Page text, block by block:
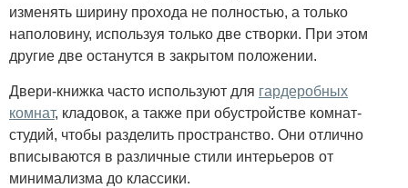
изменять ширину прохода не полностью, а только
наполовину, используя только две створки. При этом
другие две останутся в закрытом положении.
Двери-книжка часто используют для гардеробных
комнат, кладовок, а также при обустройстве комнат-
студий, чтобы разделить пространство. Они отлично
вписываются в различные стили интерьеров от
минимализма до классики.